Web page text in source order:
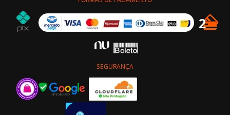
SEGURANÇA